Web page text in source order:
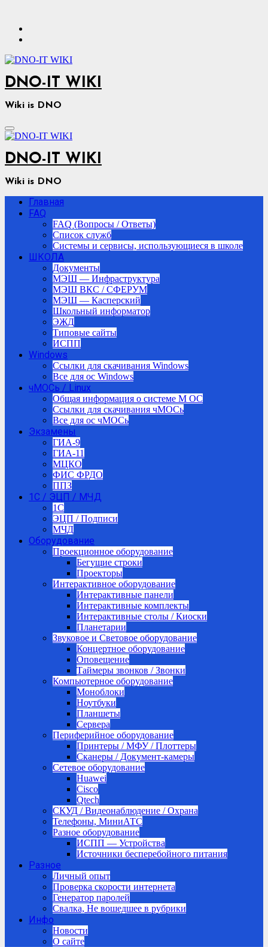
содержимому
DNO-IT WIKI
Wiki is DNO
DNO-IT WIKI
Wiki is DNO
Главная
FAQ
FAQ (Вопросы / Ответы)
Список служб
Системы и сервисы, использующиеся в школе
ШКОЛА
Документы
МЭШ — Инфраструктура
МЭШ ВКС / СФЕРУМ
МЭШ — Касперский
Школьный информатор
ЭЖД
Типовые сайты
ИСПП
Windows
Ссылки для скачивания Windows
Все для ос Windows
чМОСь / Linux
Общая информация о системе М ОС
Ссылки для скачивания чМОСь
Все для ос чМОСь
Экзамены
ГИА-9
ГИА-11
МЦКО
ФИС ФРДО
ППЗ
1С / ЭЦП / МЧД
1C
ЭЦП / Подписи
МЧД
Оборудование
Проекционное оборудование
Бегущие строки
Проекторы
Интерактивное оборудование
Интерактивные панели
Интерактивные комплекты
Интерактивные столы / Киоски
Планетарии
Звуковое и Световое оборудование
Концертное оборудование
Оповещение
Таймеры звонков / Звонки
Компьютерное оборудование
Моноблоки
Ноутбуки
Планшеты
Сервера
Периферийное оборудование
Принтеры / МФУ / Плоттеры
Сканеры / Документ-камеры
Сетевое оборудование
Huawei
Cisco
Qtech
СКУД / Видеонаблюдение / Охрана
Телефоны, МиниАТС
Разное оборудование
ИСПП — Устройства
Источники бесперебойного питания
Разное
Личный опыт
Проверка скорости интернета
Генератор паролей
Свалка, Не вошедшее в рубрики
Инфо
Новости
О сайте